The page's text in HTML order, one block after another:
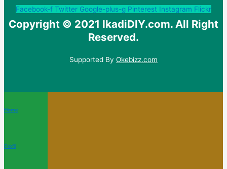
Facebook-f Twitter Google-plus-g Pinterest Instagram Flickr
Copyright © 2021 IkadiDIY.com. All Right
Reserved.
Supported By Okebizz.com
Home
Profil